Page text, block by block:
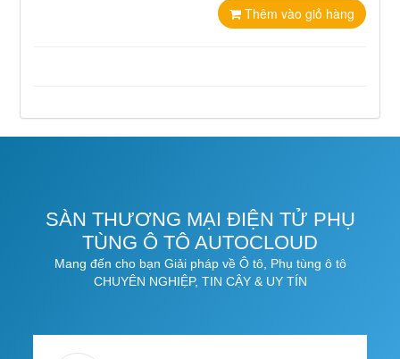
Thêm vào giỏ hàng
SÀN THƯƠNG MẠI ĐIỆN TỬ PHỤ
TÙNG Ô TÔ AUTOCLOUD
Mang đến cho bạn Giải pháp về Ô tô, Phụ tùng ô tô
CHUYÊN NGHIỆP, TIN CẬY & UY TÍN